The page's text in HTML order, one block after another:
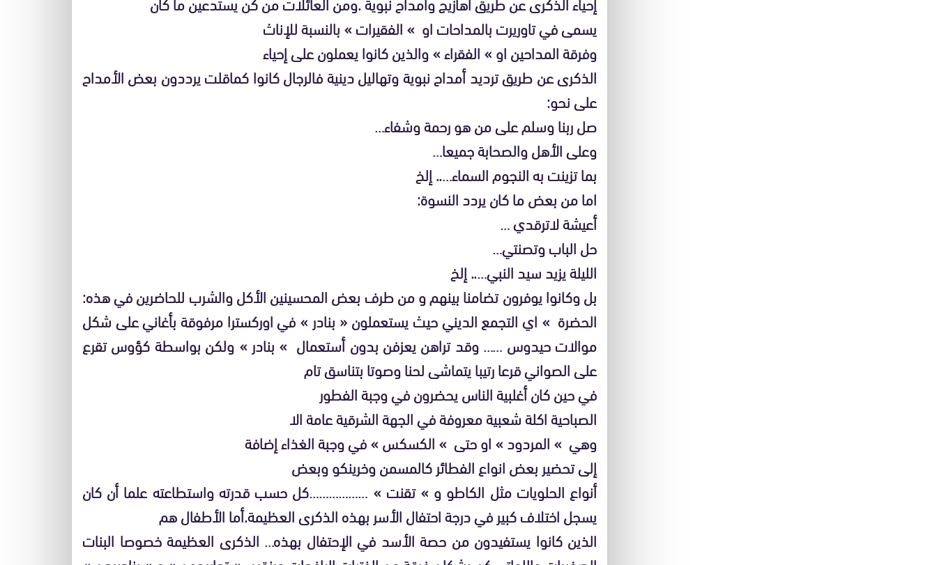
يسمى في تاوريرت بالمداحات او » الفقيرات » بالنسبة للإناث
وفرقة المداحين او » الفقراء » والذين كانوا يعملون على إحياء
الذكرى عن طريق ترديد أمداح نبوية وتهاليل دينية فالرجال كانوا كماقلت يرددون بعض الأمداح
على نحو:
صل ربنا وسلم على من هو رحمة وشفاء…
وعلى الأهل والصحابة جميعا…
بما تزينت به النجوم السماء….. إلخ
اما من بعض ما كان يردد النسوة:
أعيشة لاترقدي …
حل الباب وتصنتي…
الليلة يزيد سيد النبي….. إلخ
بل وكانوا يوفرون تضامنا بينهم و من طرف بعض المحسينين الأكل والشرب للحاضرين في هذه:
الحضرة » اي التجمع الديني حيث يستعملون « بنادر » في اوركسترا مرفوقة بأغاني على شكل
موالات حيدوس …… وقد تراهن يعزفن بدون أستعمال » بنادر » ولكن بواسطة كؤوس تقرع
على الصواني قرعا رتيبا يتماشى لحنا وصوتا بتناسق تام
في حين كان أغلبية الناس يحضرون في وجبة الفطور
الصباحية اكلة شعبية معروفة في الجهة الشرقية عامة الا
وهي » المردود » او حتى » الكسكس » في وجبة الغذاء إضافة
إلى تحضير بعض انواع الفطائر كالمسمن وخرينكو وبعض
أنواع الحلويات مثل الكاطو و » تقنت » ………………كل حسب قدرته واستطاعته علما أن كان
يسجل اختلاف كبير في درجة احتفال الأسر بهذه الذكرى العظيمة.أما الأطفال هم
الذين كانوا يستفيدون من حصة الأسد في الإحتفال بهذه… الذكرى العظيمة خصوصا البنات